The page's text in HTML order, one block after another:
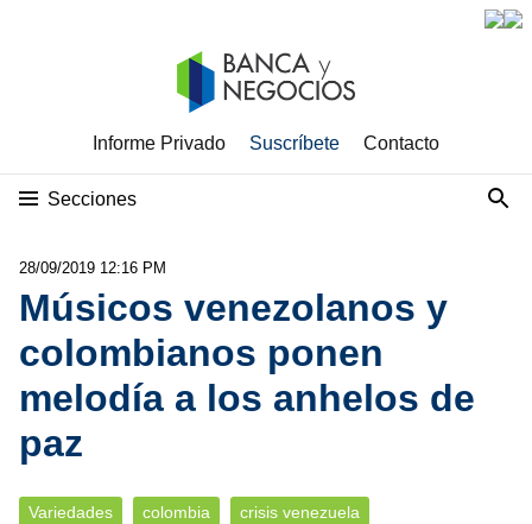
Informe Privado Suscríbete Contacto
Secciones
28/09/2019 12:16 PM
Músicos venezolanos y
colombianos ponen
melodía a los anhelos de
paz
Variedades colombia crisis venezuela